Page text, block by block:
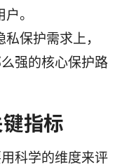
。
保护需求上，
强的核心保护路
指标
科学的维度来评